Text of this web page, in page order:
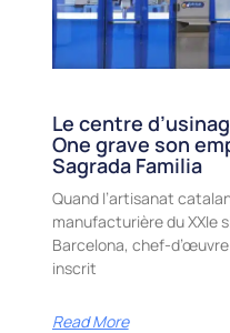
Le centre
One grave son
Sagrada Familia
Quand l’artisanat
manufacturière du XXIe
Barcelona, chef-
inscrit
Read More